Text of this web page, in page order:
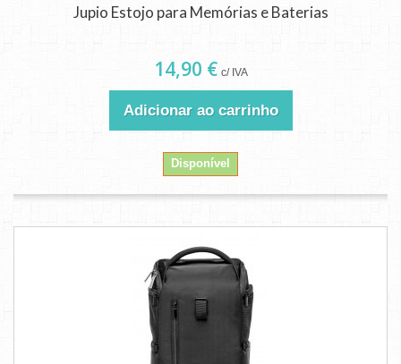
Jupio Estojo para Memórias e Baterias
14,90 € c/ IVA
Adicionar ao carrinho
Disponível